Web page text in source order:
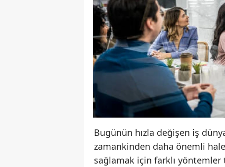
Bugünün hızla değişen iş
zamankinden daha önemli
sağlamak için farklı